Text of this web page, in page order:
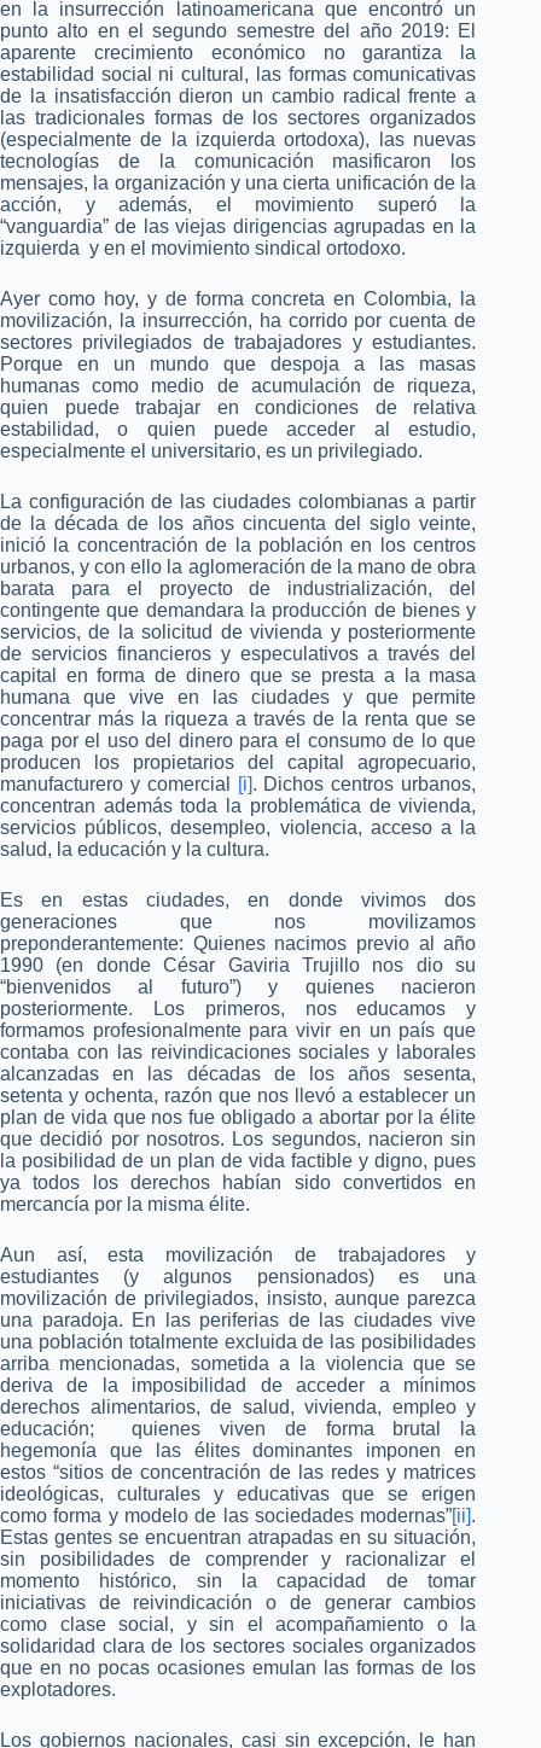
en la insurrección latinoamericana que encontró un
punto alto en el segundo semestre del año 2019: El
aparente crecimiento económico no garantiza la
estabilidad social ni cultural, las formas comunicativas
de la insatisfacción dieron un cambio radical frente a
las tradicionales formas de los sectores organizados
(especialmente de la izquierda ortodoxa), las nuevas
tecnologías de la comunicación masificaron los
mensajes, la organización y una cierta unificación de la
acción, y además, el movimiento superó la
“vanguardia” de las viejas dirigencias agrupadas en la
izquierda y en el movimiento sindical ortodoxo.
Ayer como hoy, y de forma concreta en Colombia, la
movilización, la insurrección, ha corrido por cuenta de
sectores privilegiados de trabajadores y estudiantes.
Porque en un mundo que despoja a las masas
humanas como medio de acumulación de riqueza,
quien puede trabajar en condiciones de relativa
estabilidad, o quien puede acceder al estudio,
especialmente el universitario, es un privilegiado.
La configuración de las ciudades colombianas a partir
de la década de los años cincuenta del siglo veinte,
inició la concentración de la población en los centros
urbanos, y con ello la aglomeración de la mano de obra
barata para el proyecto de industrialización, del
contingente que demandara la producción de bienes y
servicios, de la solicitud de vivienda y posteriormente
de servicios financieros y especulativos a través del
capital en forma de dinero que se presta a la masa
humana que vive en las ciudades y que permite
concentrar más la riqueza a través de la renta que se
paga por el uso del dinero para el consumo de lo que
producen los propietarios del capital agropecuario,
manufacturero y comercial
[i]. Dichos centros urbanos,
concentran además toda la problemática de vivienda,
servicios públicos, desempleo, violencia, acceso a la
salud, la educación y la cultura.
Es en estas ciudades, en donde vivimos dos
generaciones que nos movilizamos
preponderantemente: Quienes nacimos previo al año
1990 (en donde César Gaviria Trujillo nos dio su
“bienvenidos al futuro”) y quienes nacieron
posteriormente. Los primeros, nos educamos y
formamos profesionalmente para vivir en un país que
contaba con las reivindicaciones sociales y laborales
alcanzadas en las décadas de los años sesenta,
setenta y ochenta, razón que nos llevó a establecer un
plan de vida que nos fue obligado a abortar por la élite
que decidió por nosotros. Los segundos, nacieron sin
la posibilidad de un plan de vida factible y digno, pues
ya todos los derechos habían sido convertidos en
mercancía por la misma élite.
Aun así, esta movilización de trabajadores y
estudiantes (y algunos pensionados) es una
movilización de privilegiados, insisto, aunque parezca
una paradoja. En las periferias de las ciudades vive
una población totalmente excluida de las posibilidades
arriba mencionadas, sometida a la violencia que se
deriva de la imposibilidad de acceder a mínimos
derechos alimentarios, de salud, vivienda, empleo y
educación; quienes viven de forma brutal la
hegemonía que las élites dominantes imponen en
estos “sitios de concentración de las redes y matrices
ideológicas, culturales y educativas que se erigen
como forma y modelo de las sociedades modernas”[ii].
Estas gentes se encuentran atrapadas en su situación,
sin posibilidades de comprender y racionalizar el
momento histórico, sin la capacidad de tomar
iniciativas de reivindicación o de generar cambios
como clase social, y sin el acompañamiento o la
solidaridad clara de los sectores sociales organizados
que en no pocas ocasiones emulan las formas de los
explotadores.
Los gobiernos nacionales, casi sin excepción, le han